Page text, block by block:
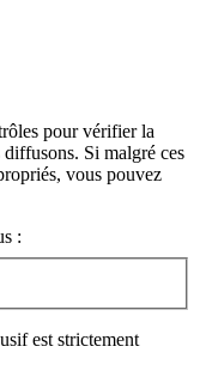
pour vérifier la
Si malgré ces
vous pouvez
:
est strictement